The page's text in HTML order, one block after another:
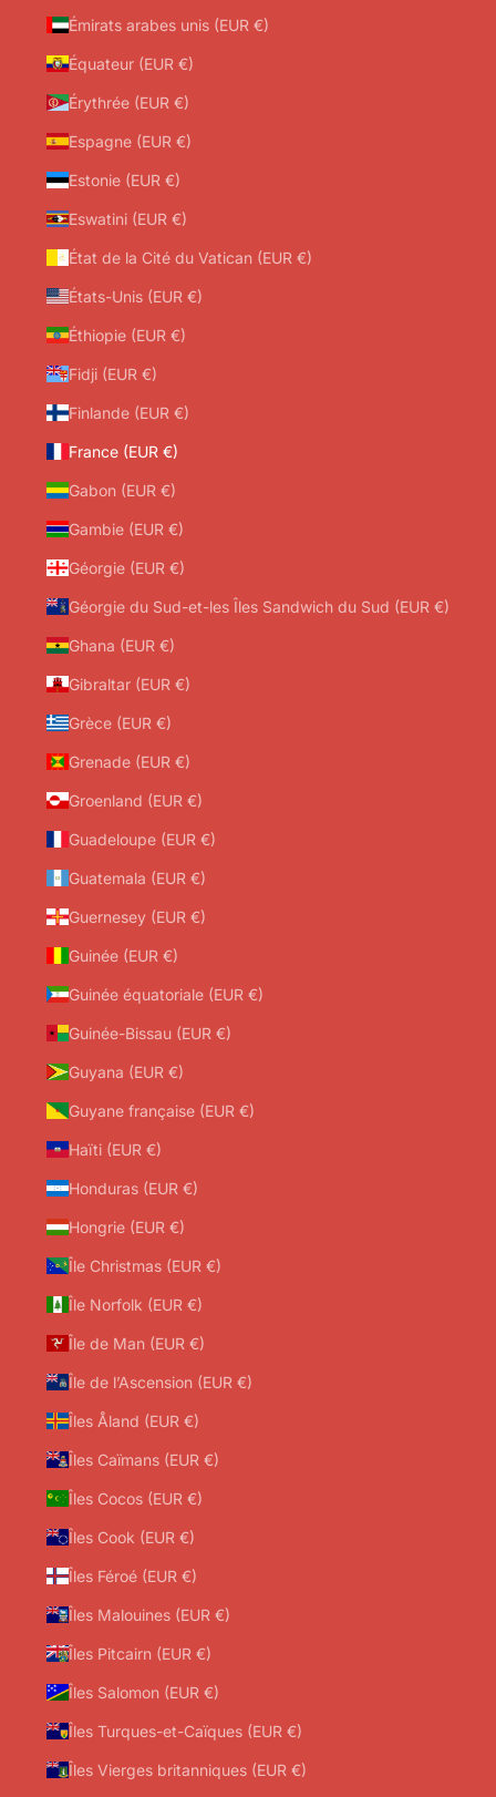
Émirats arabes unis (EUR €)
Équateur (EUR €)
Érythrée (EUR €)
Espagne (EUR €)
Estonie (EUR €)
Eswatini (EUR €)
État de la Cité du Vatican (EUR €)
États-Unis (EUR €)
Éthiopie (EUR €)
Fidji (EUR €)
Finlande (EUR €)
France (EUR €)
Gabon (EUR €)
Gambie (EUR €)
Géorgie (EUR €)
Géorgie du Sud-et-les Îles Sandwich du Sud (EUR €)
Ghana (EUR €)
Gibraltar (EUR €)
Grèce (EUR €)
Grenade (EUR €)
Groenland (EUR €)
Guadeloupe (EUR €)
Guatemala (EUR €)
Guernesey (EUR €)
Guinée (EUR €)
Guinée équatoriale (EUR €)
Guinée-Bissau (EUR €)
Guyana (EUR €)
Guyane française (EUR €)
Haïti (EUR €)
Honduras (EUR €)
Hongrie (EUR €)
Île Christmas (EUR €)
Île Norfolk (EUR €)
Île de Man (EUR €)
Île de l’Ascension (EUR €)
Îles Åland (EUR €)
Îles Caïmans (EUR €)
Îles Cocos (EUR €)
Îles Cook (EUR €)
Îles Féroé (EUR €)
Îles Malouines (EUR €)
Îles Pitcairn (EUR €)
Îles Salomon (EUR €)
Îles Turques-et-Caïques (EUR €)
Îles Vierges britanniques (EUR €)